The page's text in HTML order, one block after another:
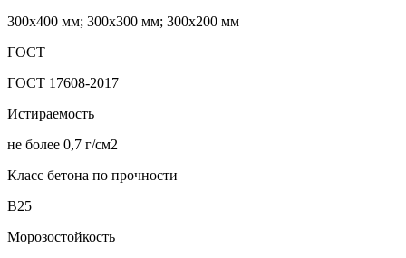
300х400 мм; 300х300 мм; 300х200 мм
ГОСТ
ГОСТ 17608-2017
Истираемость
не более 0,7 г/см2
Класс бетона по прочности
В25
Морозостойкость